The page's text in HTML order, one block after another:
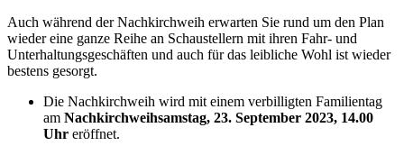
Auch während der Nachkirchweih erwarten Sie rund um den Plan
wieder eine ganze Reihe an Schaustellern mit ihren Fahr- und
Unterhaltungsgeschäften und auch für das leibliche Wohl ist wieder
bestens gesorgt.
Die Nachkirchweih wird mit einem verbilligten Familientag
am Nachkirchweihsamstag, 23. September 2023, 14.00
Uhr eröffnet.